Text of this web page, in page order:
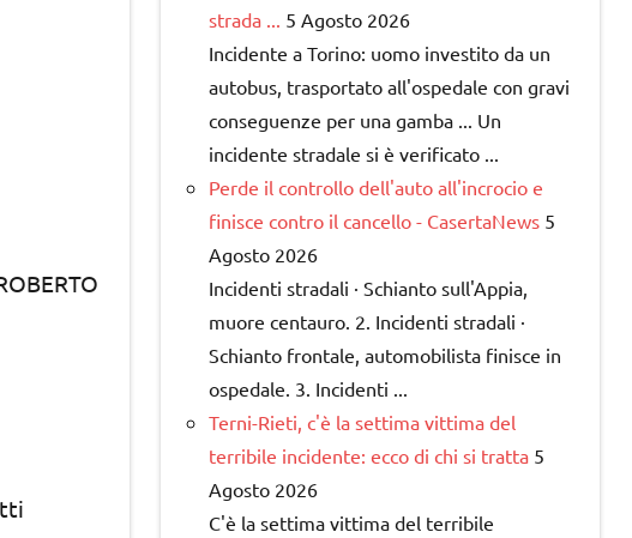
strada ... 5 Agosto 2026
Incidente a Torino: uomo investito da un
autobus, trasportato all'ospedale con gravi
conseguenze per una gamba ... Un
incidente stradale si è verificato ...
Perde il controllo dell'auto all'incrocio e
finisce contro il cancello - CasertaNews 5
Agosto 2026
Incidenti stradali · Schianto sull'Appia,
muore centauro. 2. Incidenti stradali ·
Schianto frontale, automobilista finisce in
ospedale. 3. Incidenti ...
Terni-Rieti, c'è la settima vittima del
terribile incidente: ecco di chi si tratta 5
Agosto 2026
C'è la settima vittima del terribile